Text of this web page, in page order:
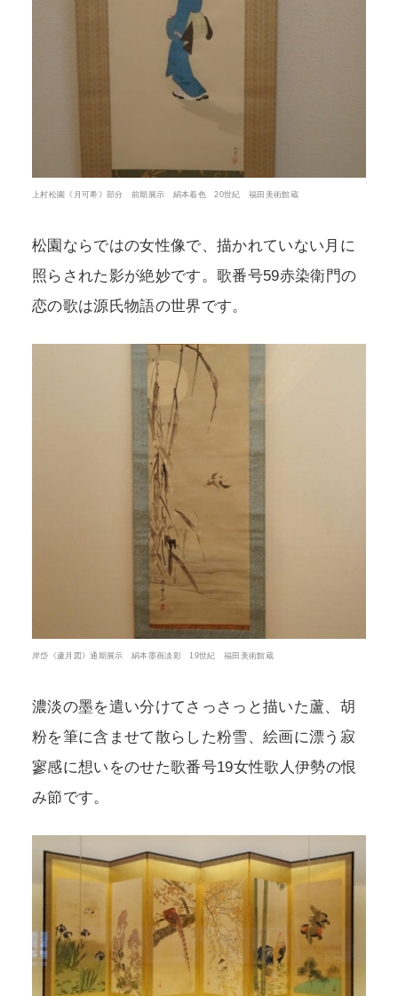
上村松園《月可希》部分 前期展示 絹本着色 20世紀 福田美術館蔵
松園ならではの女性像で、描かれていない月に
照らされた影が絶妙です。歌番号59赤染衛門の
恋の歌は源氏物語の世界です。
岸岱《蘆月図》通期展示 絹本墨画淡彩 19世紀 福田美術館蔵
濃淡の墨を遣い分けてさっさっと描いた蘆、胡
粉を筆に含ませて散らした粉雪、絵画に漂う寂
寥感に想いをのせた歌番号19女性歌人伊勢の恨
み節です。